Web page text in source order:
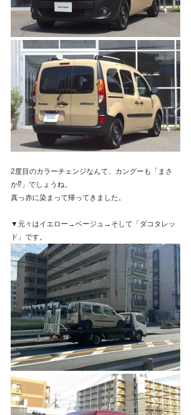
2度目のカラーチェンジなんて、カングーも「まさ
か⁉︎」でしょうね。
真っ赤に染まって帰ってきました。
▼元々はイエロー→ベージュ→そして「ダコタレッ
ド」です。